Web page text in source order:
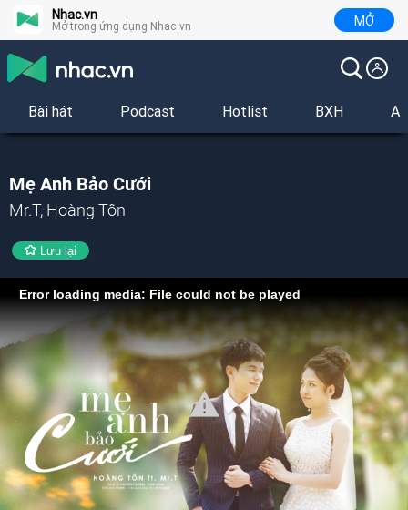
Nhac.vn
Mở trong ứng dụng Nhac.vn MỞ
Bài hát Podcast Hotlist BXH
Mẹ Anh Bảo Cưới
Mr.T, Hoàng Tôn
Lưu lại
Error loading media: File could not be played